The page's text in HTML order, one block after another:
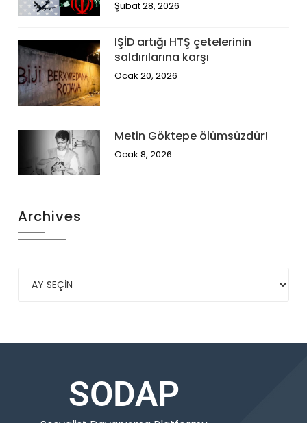
Şubat 28, 2026
IŞİD artığı HTŞ çetelerinin
saldırılarına karşı
Ocak 20, 2026
Metin Göktepe ölümsüzdür!
Ocak 8, 2026
Archives
SODAP